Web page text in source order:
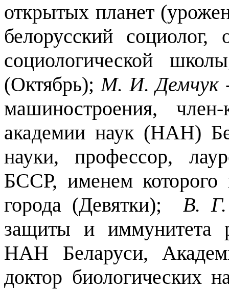
открытых планет
белорусский социолог,
социологической
(Октябрь);М. И. Демчук
машиностроения, член-
академии наук (НАН)
науки,
профессор,
БССР, именем которого
города (Девятки); В.
защиты и иммунитета
НАН Беларуси,
доктор биологических